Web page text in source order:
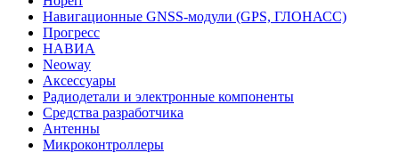
Навигационные GNSS-модули (GPS, ГЛОНАСС)
Прогресс
НАВИА
Neoway
Аксессуары
Радиодетали и электронные компоненты
Средства разработчика
Антенны
Микроконтроллеры